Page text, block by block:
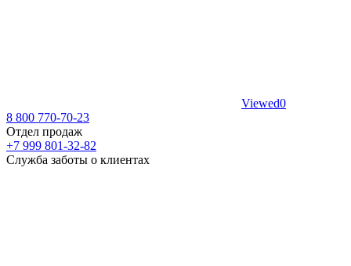
Viewed0
8 800 770-70-23
Отдел продаж
+7 999 801-32-82
Служба заботы о клиентах